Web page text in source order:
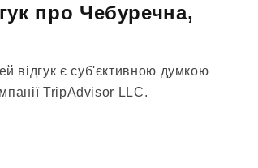
про Чебуречна,
відгук є суб'єктивною думкою
TripAdvisor LLC.